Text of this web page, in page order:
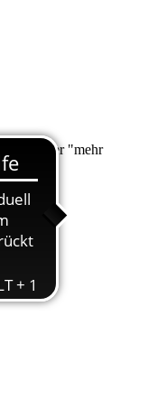
Unter "mehr